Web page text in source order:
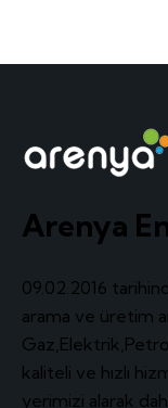
Arenya
09.02.2016
arama ve üretim
kaliteli ve hızlı
yerimizi alarak